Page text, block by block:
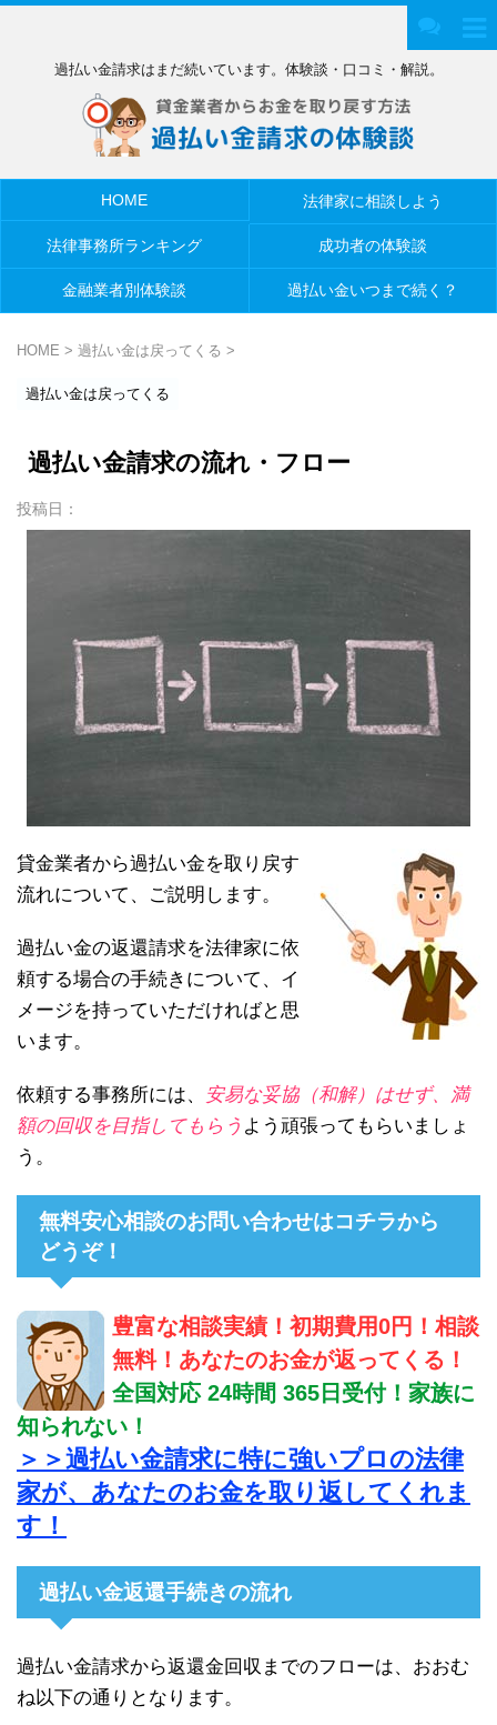
過払い金請求はまだ続いています。体験談・口コミ・解説。
HOME 法律家に相談しよう
法律事務所ランキング 成功者の体験談
金融業者別体験談 過払い金いつまで続く？
HOME > 過払い金は戻ってくる >
過払い金は戻ってくる
過払い金請求の流れ・フロー
投稿日：
貸金業者から過払い金を取り戻す
流れについて、ご説明します。
過払い金の返還請求を法律家に依
頼する場合の手続きについて、イ
メージを持っていただければと思
います。
依頼する事務所には、
安易な妥協（和解）はせず、満
額の回収を目指してもらう よう頑張ってもらいましょ
う。
無料安心相談のお問い合わせはコチラから
どうぞ！
豊富な相談実績！初期費用0円！相談
無料！あなたのお金が返ってくる！
全国対応 24時間 365日受付！家族に
知られない！
＞＞過払い金請求に特に強いプロの法律
家が、あなたのお金を取り返してくれま
す！
過払い金返還手続きの流れ
過払い金請求から返還金回収までのフローは、おおむ
ね以下の通りとなります。